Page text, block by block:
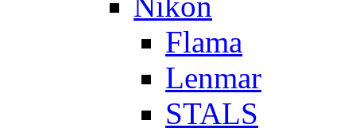
Flama
Lenmar
STALS